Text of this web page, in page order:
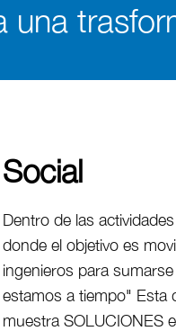
una
Social
Dentro de las
donde el objetivo es
ingenieros para
estamos a tiempo" Esta
muestra SOLUCIONES